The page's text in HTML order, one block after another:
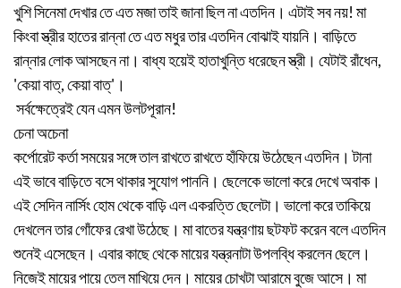
খুশি সিনেমা দেখার তে এত মজা তাই জানা ছিল না এতদিন। এটাই সব নয়! মা
কিংবা স্ত্রীর হাতের রান্না তে এত মধুর তার এতদিন বোঝাই যায়নি। বাড়িতে
রান্নার লোক আসছেন না। বাধ্য হয়েই হাতাখুন্তি ধরেছেন স্ত্রী। যেটাই রাঁধেন,
'কেয়া বাত্, কেয়া বাত্'।
সর্বক্ষেত্রেই যেন এমন উলটপূরান!
চেনা অচেনা
কর্পোরেট কর্তা সময়ের সঙ্গে তাল রাখতে রাখতে হাঁফিয়ে উঠেছেন এতদিন। টানা
এই ভাবে বাড়িতে বসে থাকার সুযোগ পাননি। ছেলেকে ভালো করে দেখে অবাক।
এই সেদিন নার্সিং হোম থেকে বাড়ি এল একরত্তি ছেলেটা। ভালো করে তাকিয়ে
দেখলেন তার গোঁফের রেখা উঠেছে। মা বাতের যন্ত্রণায় ছটফট করেন বলে এতদিন
শুনেই এসেছেন। এবার কাছে থেকে মায়ের যন্ত্রনাটা উপলব্ধি করলেন ছেলে।
নিজেই মায়ের পায়ে তেল মাখিয়ে দেন। মায়ের চোখটা আরামে বুজে আসে। মা